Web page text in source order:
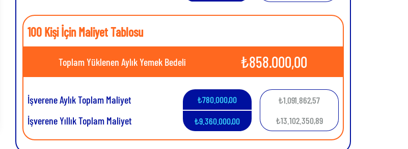
100 Kişi İçin Maliyet Tablosu
Toplam Yüklenen Aylık Yemek Bedeli ₺858.000,00
İşverene Aylık Toplam Maliyet ₺780.000,00 ₺1.091.862,57
İşverene Yıllık Toplam Maliyet ₺9.360.000,00 ₺13.102.350,89